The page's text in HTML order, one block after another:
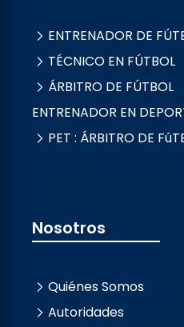
ENTRENADOR DE
TÉCNICO EN FÚTBOL
ÁRBITRO DE FÚTBOL
ENTRENADOR EN
PET : ÁRBITRO DE
Nosotros
Quiénes Somos
Autoridades